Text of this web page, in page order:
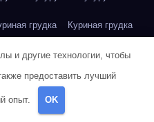
грудка Куриная грудка
грудка Куриная грудка
грудка Куриная грудка
Куриная грудка
и другие технологии, чтобы
предоставить лучший
опыт. OK